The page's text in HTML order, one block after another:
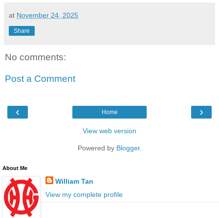
at November 24, 2025
Share
No comments:
Post a Comment
‹ ›
Home
View web version
Powered by Blogger.
About Me
William Tan
View my complete profile